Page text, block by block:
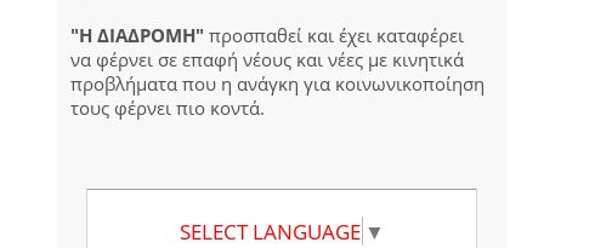
"Η ΔΙΑΔΡΟΜΗ" προσπαθεί και έχει καταφέρει
να φέρνει σε επαφή νέους και νέες με κινητικά
προβλήματα που η ανάγκη για κοινωνικοποίηση
τους φέρνει πιο κοντά.
SELECT LANGUAGE ▼